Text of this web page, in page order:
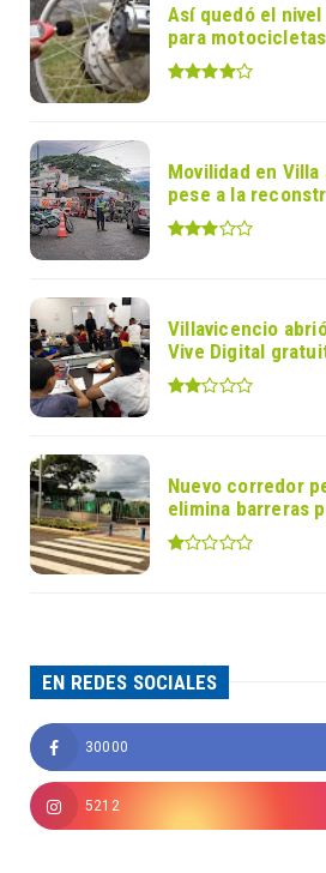
Así quedó el
para
Movilidad en
pese a la
Villavicencio
Vive Digital
Nuevo corredor
elimina barreras
EN REDES SOCIALES
30000
5212